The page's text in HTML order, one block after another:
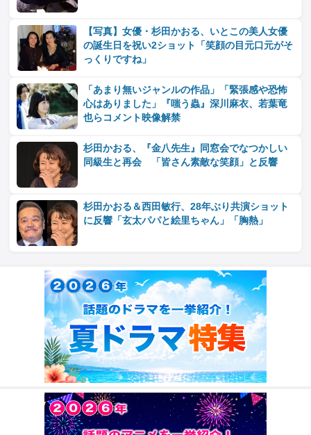
【写真】女優・杉田かおる、いとこの美人女優
の誕生日を祝い2ショット「笑顔の目元口元がそ
っくりですね」
「あまり無いジャンルの作品」「緊張感や恐怖
心はありました」『嗤う蟲』深川麻衣、若葉竜
也らコメント映像解禁
杉田かおる、『金八先生』同窓会でなつかしい
同級生と再会 「皆さん素敵な笑顔」と反響
杉田かおる＆西田敏行、28年ぶり共演ショット
に反響「玄太パパと絵里ちゃん」「胸熱」